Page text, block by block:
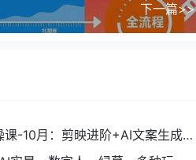
下一篇>>
-10月：剪映进阶+AI文案生成